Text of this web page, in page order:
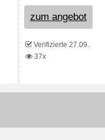
zum angebot
Verifizierte 27.09.
37x